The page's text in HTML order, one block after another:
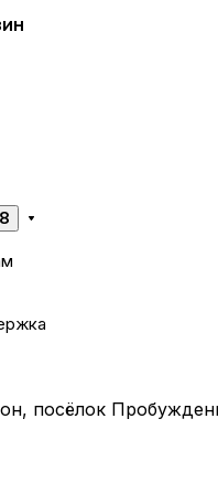
посёлок